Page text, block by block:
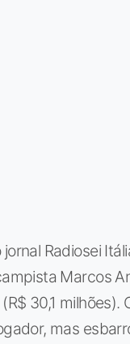
Radiosei
Marcos
30,1
mas